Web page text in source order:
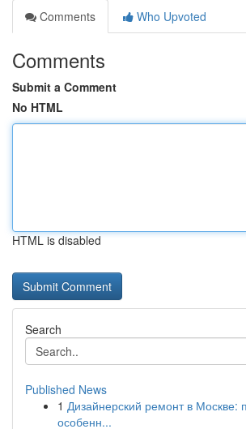
Comments
Who Upvoted
Comments
Submit a Comment
No HTML
HTML is disabled
Search
Published News
1 Дизайнерский ремонт в Москве:
особенн...